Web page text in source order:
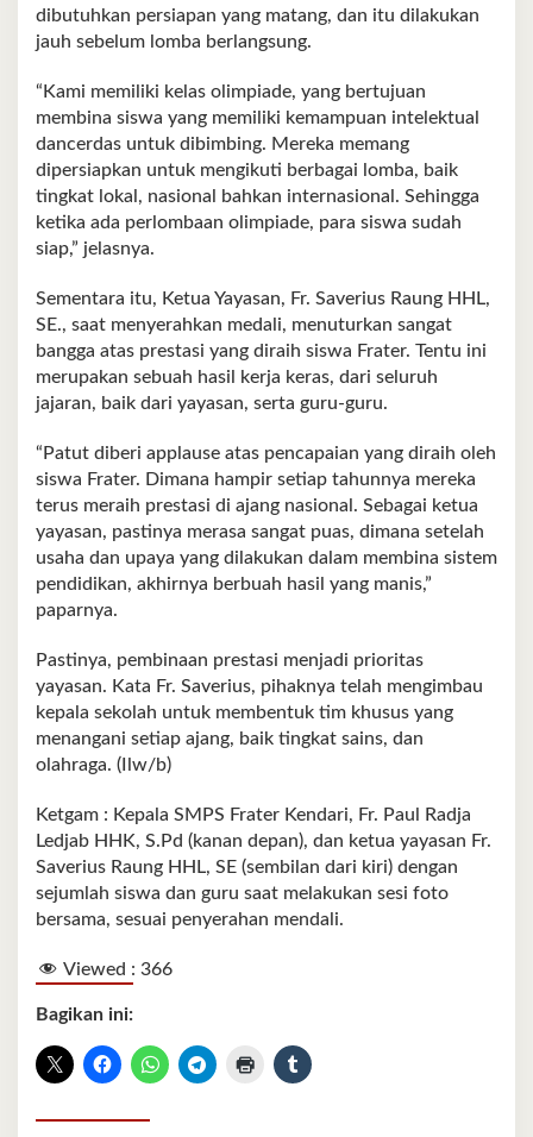
dibutuhkan persiapan yang matang, dan itu dilakukan
jauh sebelum lomba berlangsung.
“Kami memiliki kelas olimpiade, yang bertujuan
membina siswa yang memiliki kemampuan intelektual
dancerdas untuk dibimbing. Mereka memang
dipersiapkan untuk mengikuti berbagai lomba, baik
tingkat lokal, nasional bahkan internasional. Sehingga
ketika ada perlombaan olimpiade, para siswa sudah
siap,” jelasnya.
Sementara itu, Ketua Yayasan, Fr. Saverius Raung HHL,
SE., saat menyerahkan medali, menuturkan sangat
bangga atas prestasi yang diraih siswa Frater. Tentu ini
merupakan sebuah hasil kerja keras, dari seluruh
jajaran, baik dari yayasan, serta guru-guru.
“Patut diberi applause atas pencapaian yang diraih oleh
siswa Frater. Dimana hampir setiap tahunnya mereka
terus meraih prestasi di ajang nasional. Sebagai ketua
yayasan, pastinya merasa sangat puas, dimana setelah
usaha dan upaya yang dilakukan dalam membina sistem
pendidikan, akhirnya berbuah hasil yang manis,”
paparnya.
Pastinya, pembinaan prestasi menjadi prioritas
yayasan. Kata Fr. Saverius, pihaknya telah mengimbau
kepala sekolah untuk membentuk tim khusus yang
menangani setiap ajang, baik tingkat sains, dan
olahraga. (Ilw/b)
Ketgam : Kepala SMPS Frater Kendari, Fr. Paul Radja
Ledjab HHK, S.Pd (kanan depan), dan ketua yayasan Fr.
Saverius Raung HHL, SE (sembilan dari kiri) dengan
sejumlah siswa dan guru saat melakukan sesi foto
bersama, sesuai penyerahan mendali.
Viewed : 366
Bagikan ini: